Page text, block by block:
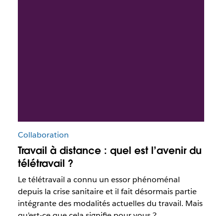
Collaboration
Travail à distance : quel est l’avenir du
télétravail ?
Le télétravail a connu un essor phénoménal
depuis la crise sanitaire et il fait désormais partie
intégrante des modalités actuelles du travail. Mais